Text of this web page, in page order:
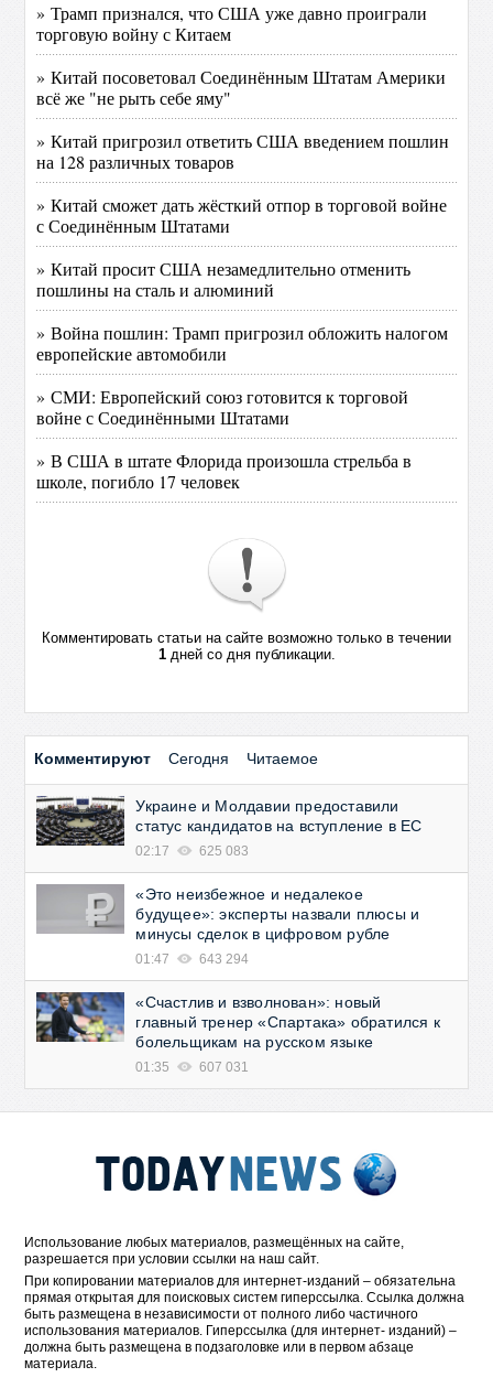
» Трамп признался, что США уже давно проиграли
торговую войну с Китаем
» Китай посоветовал Соединённым Штатам Америки
всё же "не рыть себе яму"
» Китай пригрозил ответить США введением пошлин
на 128 различных товаров
» Китай сможет дать жёсткий отпор в торговой войне
с Соединённым Штатами
» Китай просит США незамедлительно отменить
пошлины на сталь и алюминий
» Война пошлин: Трамп пригрозил обложить налогом
европейские автомобили
» СМИ: Европейский союз готовится к торговой
войне с Соединёнными Штатами
» В США в штате Флорида произошла стрельба в
школе, погибло 17 человек
Комментировать статьи на сайте возможно только в течении
1дней со дня публикации.
Комментируют Сегодня Читаемое
Украине и Молдавии предоставили
статус кандидатов на вступление в ЕС
02:17 625 083
«Это неизбежное и недалекое
будущее»: эксперты назвали плюсы и
минусы сделок в цифровом рубле
01:47 643 294
«Счастлив и взволнован»: новый
главный тренер «Спартака» обратился к
болельщикам на русском языке
01:35 607 031
Использование любых материалов, размещённых на сайте,
разрешается при условии ссылки на наш сайт.
При копировании материалов для интернет-изданий – обязательна
прямая открытая для поисковых систем гиперссылка. Ссылка должна
быть размещена в независимости от полного либо частичного
использования материалов. Гиперссылка (для интернет- изданий) –
должна быть размещена в подзаголовке или в первом абзаце
материала.